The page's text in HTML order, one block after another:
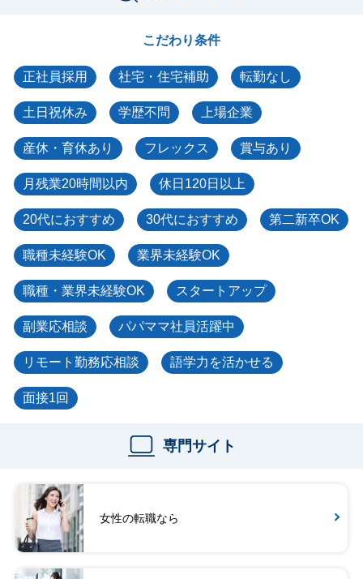
こだわり条件
正社員採用 社宅・住宅補助 転勤なし
土日祝休み 学歴不問 上場企業
産休・育休あり フレックス 賞与あり
月残業20時間以内 休日120日以上
20代におすすめ 30代におすすめ 第二新卒OK
職種未経験OK 業界未経験OK
職種・業界未経験OK スタートアップ
副業応相談 パパママ社員活躍中
リモート勤務応相談 語学力を活かせる
面接1回
専門サイト
女性の転職なら